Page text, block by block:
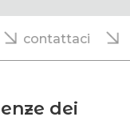
di una fitta
dei